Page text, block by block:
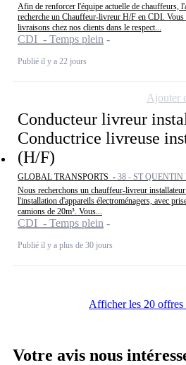
Afin de renforcer l'équipe actuelle de chauffeurs,
recherche un Chauffeur-livreur H/F en CDI. Vous
livraisons chez nos clients dans le respect...
CDI - Temps plein
Publié il y a 22 jours
Conducteur livreur
Conductrice livreuse
(H/F)
GLOBAL TRANSPORTS - 38 - ST QUENTIN
Nous recherchons un chauffeur-livreur
l'installation d'appareils électroménagers, avec
camions de 20m³. Vous...
CDI - Temps plein
Publié il y a plus de 30 jours
Ajouter
Afficher les 20 offres
Votre avis nous